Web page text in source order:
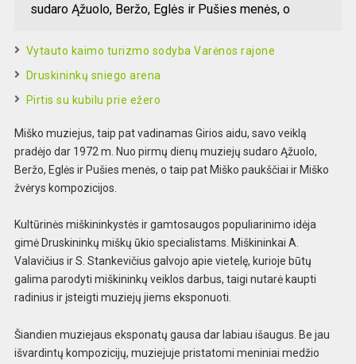
sudaro Ąžuolo, Beržo, Eglės ir Pušies menės, o
Vytauto kaimo turizmo sodyba Varėnos rajone
Druskininkų sniego arena
Pirtis su kubilu prie ežero
Miško muziejus, taip pat vadinamas Girios aidu, savo veiklą
pradėjo dar 1972 m. Nuo pirmų dienų muziejų sudaro Ąžuolo,
Beržo, Eglės ir Pušies menės, o taip pat Miško paukščiai ir Miško
žvėrys kompozicijos.
Kultūrinės miškininkystės ir gamtosaugos populiarinimo idėja
gimė Druskininkų miškų ūkio specialistams. Miškininkai A.
Valavičius ir S. Stankevičius galvojo apie vietelę, kurioje būtų
galima parodyti miškininkų veiklos darbus, taigi nutarė kaupti
radinius ir įsteigti muziejų jiems eksponuoti.
Šiandien muziejaus eksponatų gausa dar labiau išaugus. Be jau
išvardintų kompozicijų, muziejuje pristatomi meniniai medžio